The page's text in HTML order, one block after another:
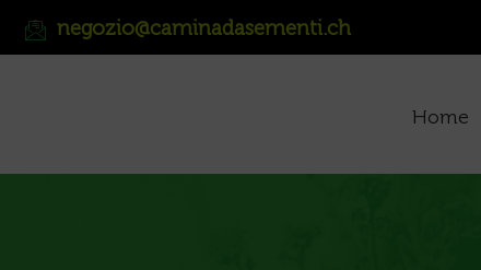
negozio@caminadasementi.ch
Home